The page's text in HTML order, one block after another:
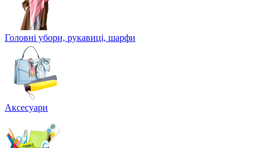
Головні убори, рукавиці, шарфи
Аксесуари